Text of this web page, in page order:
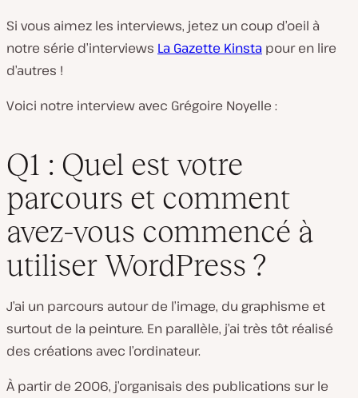
Si vous aimez les interviews, jetez un coup d’oeil à
notre série d’interviews La Gazette Kinsta pour en lire
d’autres !
Voici notre interview avec Grégoire Noyelle :
Q1 : Quel est votre
parcours et comment
avez-vous commencé à
utiliser WordPress ?
J’ai un parcours autour de l’image, du graphisme et
surtout de la peinture. En parallèle, j’ai très tôt réalisé
des créations avec l’ordinateur.
À partir de 2006, j’organisais des publications sur le